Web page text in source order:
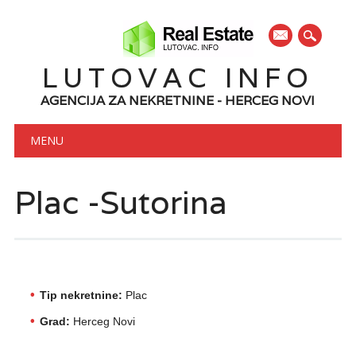
mail
LUTOVAC INFO
AGENCIJA ZA NEKRETNINE - HERCEG NOVI
Main menu
MENU
Plac -Sutorina
Tip nekretnine: Plac
Grad: Herceg Novi